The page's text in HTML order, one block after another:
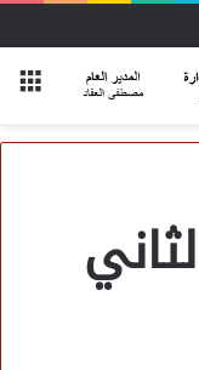
التجاري